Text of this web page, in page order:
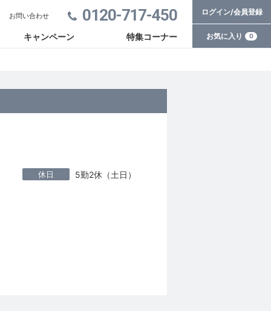
0120-717-450
キャンペーン 特集コーナー
お問い合わせ ログイン/会員登録
お気に入り 0
休日 5勤2休（土日）